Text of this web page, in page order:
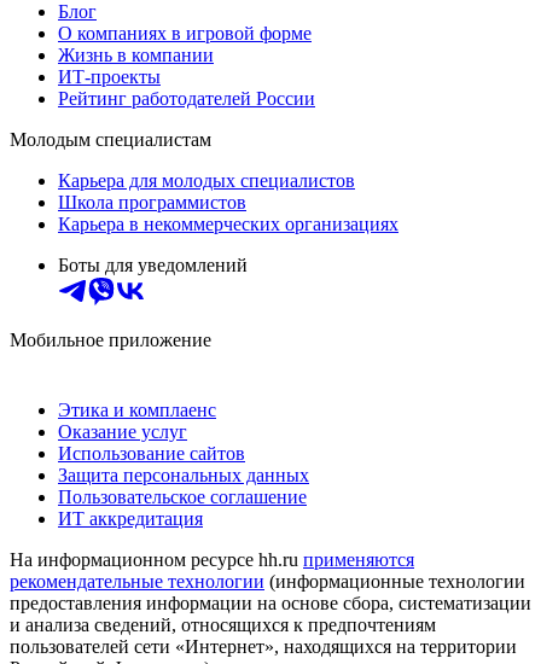
Блог
О компаниях в игровой форме
Жизнь в компании
ИТ-проекты
Рейтинг работодателей России
Молодым специалистам
Карьера для молодых специалистов
Школа программистов
Карьера в некоммерческих организациях
Боты для уведомлений
Мобильное приложение
Этика и комплаенс
Оказание услуг
Использование сайтов
Защита персональных данных
Пользовательское соглашение
ИТ аккредитация
На информационном ресурсе hh.ru применяются
рекомендательные технологии (информационные технологии
предоставления информации на основе сбора, систематизации
и анализа сведений, относящихся к предпочтениям
пользователей сети «Интернет», находящихся на территории